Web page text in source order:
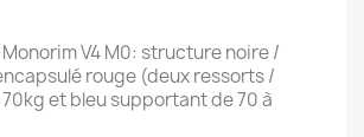
V4 M0: structure noire /
rouge (deux ressorts /
70kg et bleu supportant de 70 à